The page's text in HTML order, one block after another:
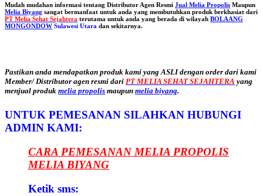
Mudah mudahan informasi tentang Distributor Agen Resmi Jual Melia Propolis Maupun
Melia Biyang sangat bermanfaat untuk anda yang membutuhkan produk berkhasiat dari
PT Melia Sehat Sejahtera terutama untuk anda yang berada di wilayah BOLAANG
MONGONDOW Sulawesi Utara dan sekitarnya.
Pastikan anda mendapatkan produk kami yang ASLI dengan order dari kami
Member/ Distributor agen resmi dari PT MELIA SEHAT SEJAHTERA yang
menjual produk melia propolis maupun melia biyang.
UNTUK PEMESANAN SILAHKAN HUBUNGI
ADMIN KAMI:
CARA PEMESANAN MELIA PROPOLIS
MELIA BIYANG
Ketik sms: